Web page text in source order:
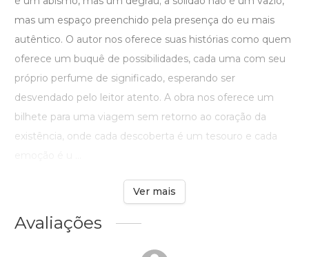
mas um espaço preenchido pela presença do eu mais
autêntico. O autor nos oferece suas histórias como quem
oferece um buquê de possibilidades, cada uma com seu
próprio perfume de significado, esperando ser
desvendado pelo leitor atento. A obra nos oferece um
bilhete para uma viagem sem retorno ao coração da
existência, onde cada descoberta é um tesouro e cada
Ver mais
Avaliações